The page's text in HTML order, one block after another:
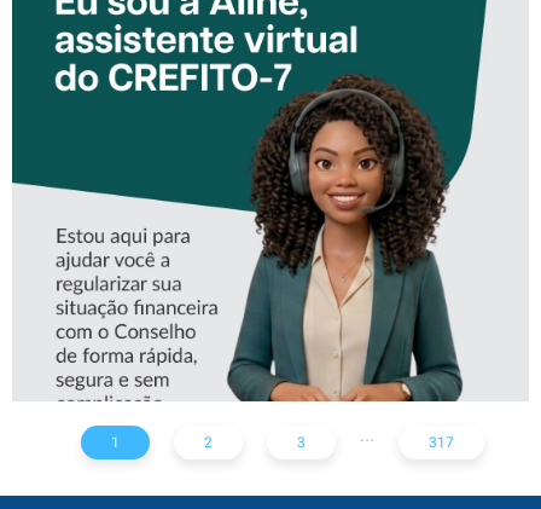
CONHEÇA A ‘ALINE’,
ASSISTENTE VIRTUAL DO
CREFITO-7
1 2 3 ... 317